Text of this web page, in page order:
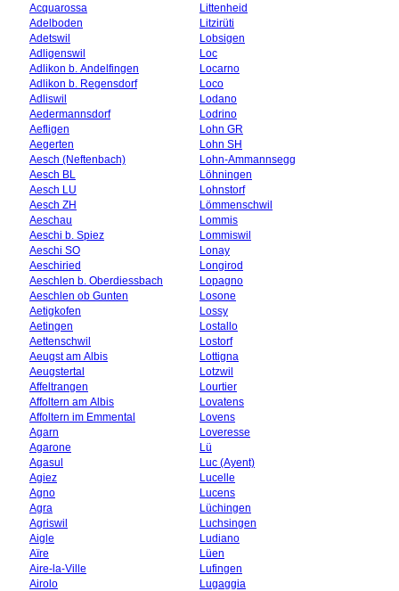
Acquarossa
Adelboden
Adetswil
Adligenswil
Adlikon b. Andelfingen
Adlikon b. Regensdorf
Adliswil
Aedermannsdorf
Aefligen
Aegerten
Aesch (Neftenbach)
Aesch BL
Aesch LU
Aesch ZH
Aeschau
Aeschi b. Spiez
Aeschi SO
Aeschiried
Aeschlen b. Oberdiessbach
Aeschlen ob Gunten
Aetigkofen
Aetingen
Aettenschwil
Aeugst am Albis
Aeugstertal
Affeltrangen
Affoltern am Albis
Affoltern im Emmental
Agarn
Agarone
Agasul
Agiez
Agno
Agra
Agriswil
Aigle
Aïre
Aire-la-Ville
Airolo
Littenheid
Litzirüti
Lobsigen
Loc
Locarno
Loco
Lodano
Lodrino
Lohn GR
Lohn SH
Lohn-Ammannsegg
Löhningen
Lohnstorf
Lömmenschwil
Lommis
Lommiswil
Lonay
Longirod
Lopagno
Losone
Lossy
Lostallo
Lostorf
Lottigna
Lotzwil
Lourtier
Lovatens
Lovens
Loveresse
Lü
Luc (Ayent)
Lucelle
Lucens
Lüchingen
Luchsingen
Ludiano
Lüen
Lufingen
Lugaggia